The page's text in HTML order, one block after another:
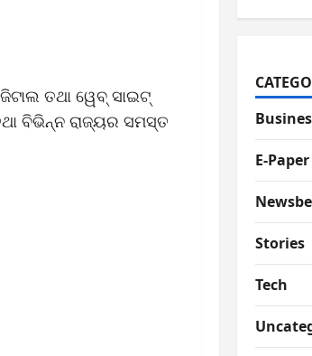
ତଥା ୱେବ୍ ସାଇଟ୍
ବିଭିନ୍ନ ରାଜ୍ୟର ସମସ୍ତ
E-Paper
Stories
Tech